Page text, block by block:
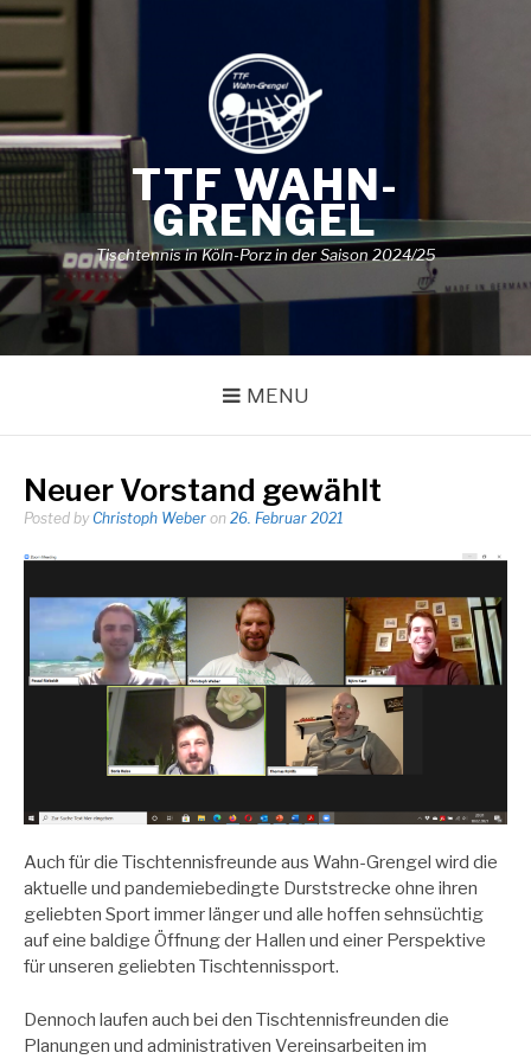
Skip
content
TTF WAHN-
GRENGEL
Tischtennis in Köln-Porz in der Saison 2024/25
MENU
Neuer Vorstand gewählt
Posted by Christoph Weber on 26. Februar 2021
Auch für die Tischtennisfreunde aus Wahn-Grengel wird die
aktuelle und pandemiebedingte Durststrecke ohne ihren
geliebten Sport immer länger und alle hoffen sehnsüchtig
auf eine baldige Öffnung der Hallen und einer Perspektive
für unseren geliebten Tischtennissport.
Dennoch laufen auch bei den Tischtennisfreunden die
Planungen und administrativen Vereinsarbeiten im